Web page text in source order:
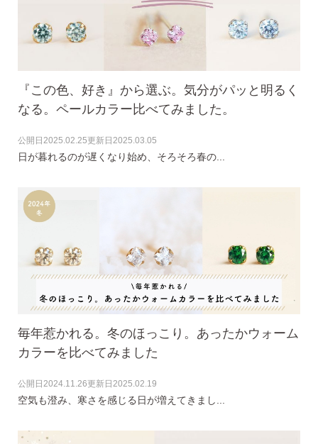
ギフト
季節ごとにリボンのカラーが変わる「特性ピアスケース」
に「お渡し用バック」と季節に合わせた「メッセージカー
ド」を同封いたします。
詳しく見る
『この色、好き』から選ぶ。気分がパッと明るく
なる。ペールカラー比べてみました。
公開日 2025.02.25更新日 2025.03.05
日が暮れるのが遅くなり始め、そろそろ春の...
毎年惹かれる。冬のほっこり。あったかウォーム
カラーを比べてみました
公開日 2024.11.26更新日 2025.02.19
空気も澄み、寒さを感じる日が増えてきまし...